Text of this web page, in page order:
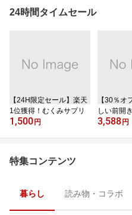
24時間タイムセール
【24H限定セール】楽天
1位獲得！むくみサプリ
1,500 円
【30％オ
しい前開
3,588 円
特集コンテンツ
暮らし 読み物・コラボ